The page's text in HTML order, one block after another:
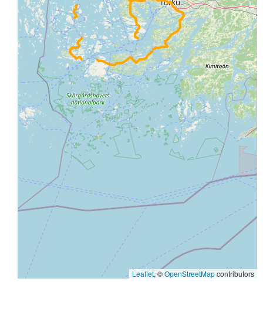
3
11
135
161
Leaflet, ©OpenStreetMapcontributors